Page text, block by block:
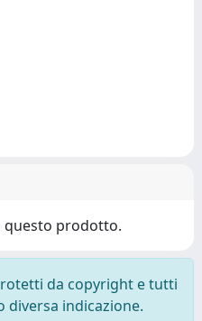
questo prodotto.
da copyright e tutti
diversa indicazione.